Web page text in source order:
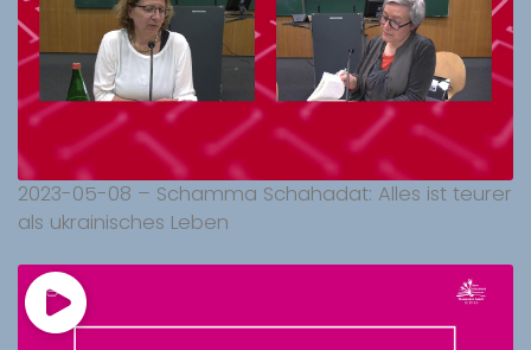
2023-05-08 – Schamma Schahadat: Alles ist teurer
als ukrainisches Leben